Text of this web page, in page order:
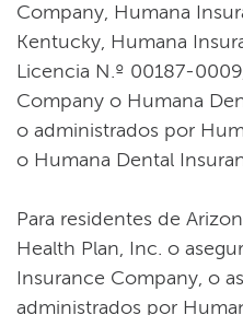
Company, Humana
Kentucky, Humana
Licencia N.º 00187-
Company o Humana
o administrados por
o Humana Dental
Para residentes de
Health Plan, Inc. o
Insurance Company, o
administrados por